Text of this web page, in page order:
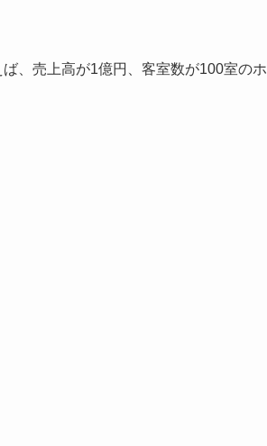
、売上高が1億円、客室数が100室のホ